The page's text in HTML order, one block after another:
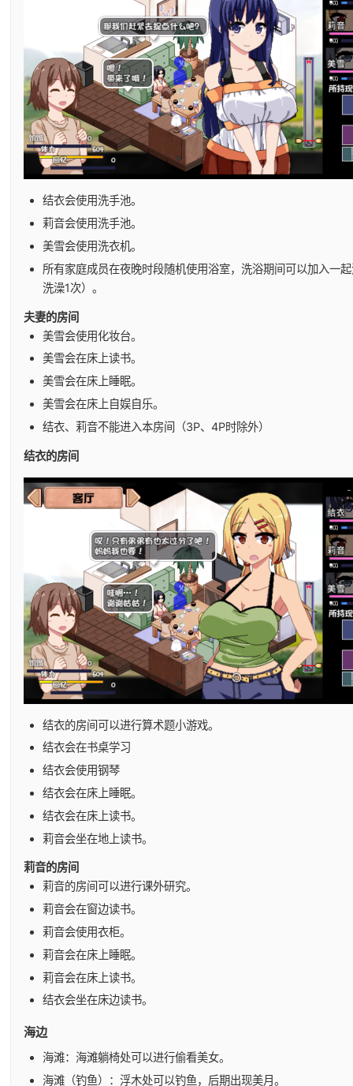
结衣会使用洗手池。
莉音会使用洗手池。
美雪会使用洗衣机。
所有家庭成员在夜晚时段随机使用浴室，洗浴期间可以加入一
洗澡1次）。
夫妻的房间
美雪会使用化妆台。
美雪会在床上读书。
美雪会在床上睡眠。
美雪会在床上自娱自乐。
结衣、莉音不能进入本房间（3P、4P时除外）
结衣的房间
结衣的房间可以进行算术题小游戏。
结衣会在书桌学习
结衣会使用钢琴
结衣会在床上睡眠。
结衣会在床上读书。
莉音会坐在地上读书。
莉音的房间
莉音的房间可以进行课外研究。
莉音会在窗边读书。
莉音会使用衣柜。
莉音会在床上睡眠。
莉音会在床上读书。
结衣会坐在床边读书。
海边
海滩：海滩躺椅处可以进行偷看美女。
海滩（钓鱼）：浮木处可以钓鱼，后期出现美月。